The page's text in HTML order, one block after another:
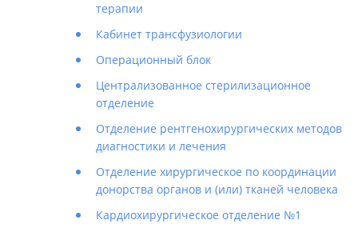
терапии
Кабинет трансфузиологии
Операционный блок
Централизованное стерилизационное
отделение
Отделение рентгенохирургических методов
диагностики и лечения
Отделение хирургическое по координации
донорства органов и (или) тканей человека
Кардиохирургическое отделение №1